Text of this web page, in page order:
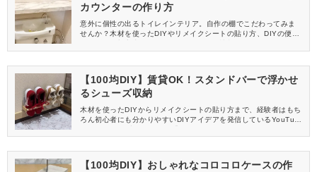
カウンターの作り方
意外に個性の出るトイレインテリア。自作の棚でこだわってみま
せんか？木材を使ったDIYやリメイクシートの貼り方、DIYの便利
Tube(ユーチューブ)チャンネル「寿チャンネルDIY」の動画から、
ます。
【100均DIY】賃貸OK！スタンドバーで浮かせ
るシューズ収納
木材を使ったDIYからリメイクシートの貼り方まで、経験者はもち
ろん初心者にも分かりやすいDIYアイデアを発信しているYouTub
は動画の中から、100均とホームセンターの材料を使ったシューズ
【100均DIY】おしゃれなコロコロケースの作